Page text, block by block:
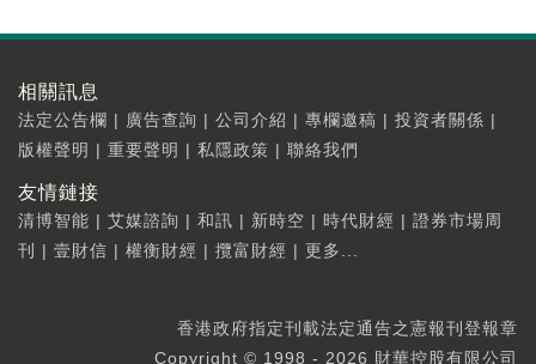
相關訊息
法定公告欄 | 廣告查詢 | 公司介紹 | 專欄邀稿 | 投資者關係 |
版權聲明 | 重要聲明 | 私隱政策 | 聯絡我們
友情鏈接
清博智能 | 艾媒諮詢 | 和訊 | 新時空 | 時代財經 | 證券市場周
刊
| 壹財信 | 權衡財經 | 攬富財經 | 更多...
香港政府指定刊載法定通告之憲報刊登報章
Copyright © 1998 - 2026 財華控股有限公司